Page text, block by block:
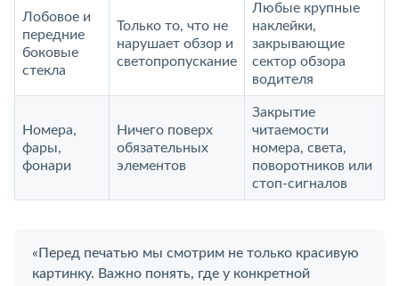
Лобовое и
передние
боковые
стекла
Только то, что не
нарушает обзор и
светопропускание
Любые крупные
наклейки,
закрывающие
сектор обзора
водителя
Номера,
фары,
фонари
Ничего поверх
обязательных
элементов
Закрытие
читаемости
номера, света,
поворотников или
стоп-сигналов
«Перед печатью мы смотрим не только красивую
картинку. Важно понять, где у конкретной